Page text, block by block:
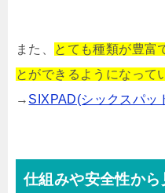
また、
とても種類が豊富
とができるようになって
→ SIXPAD(シックスパッ
仕組みや安全性から